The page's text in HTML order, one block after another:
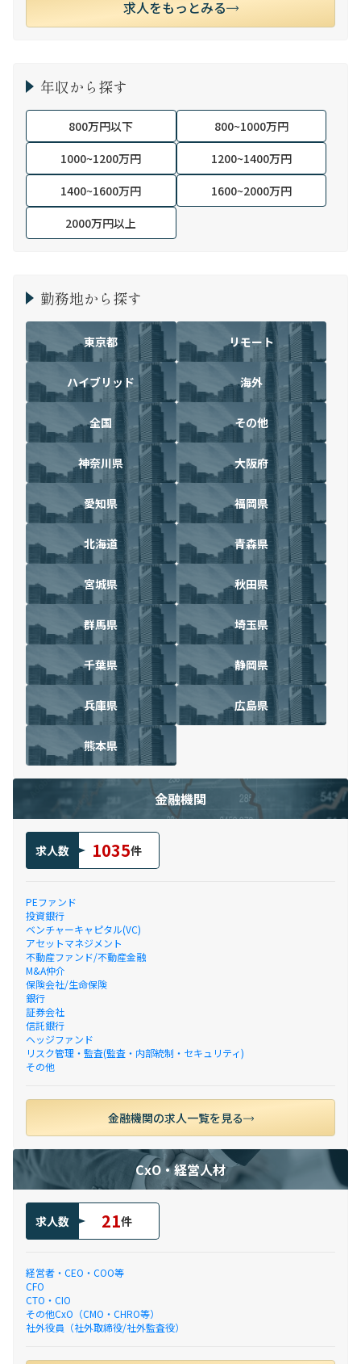
求人をもっとみる
年収から探す
800万円以下
800~1000万円
1000~1200万円
1200~1400万円
1400~1600万円
1600~2000万円
2000万円以上
勤務地から探す
東京都 リモート
ハイブリッド 海外
全国 その他
神奈川県 大阪府
愛知県 福岡県
北海道 青森県
宮城県 秋田県
群馬県 埼玉県
千葉県 静岡県
兵庫県 広島県
熊本県
金融機関
求人数 1035件
PEファンド
投資銀行
ベンチャーキャピタル(VC)
アセットマネジメント
不動産ファンド/不動産金融
M&A仲介
保険会社/生命保険
銀行
証券会社
信託銀行
ヘッジファンド
リスク管理・監査(監査・内部統制・セキュリティ)
その他
金融機関の求人一覧を見る
CxO・経営人材
求人数 21件
経営者・CEO・COO等
CFO
CTO・CIO
その他CxO（CMO・CHRO等）
社外役員（社外取締役/社外監査役）